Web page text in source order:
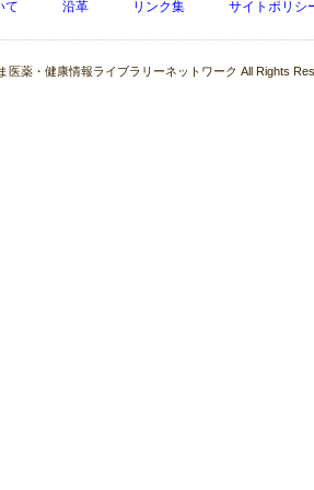
て 沿革 リンク集 サイトポリシ
薬・健康情報ライブラリーネットワーク All Rights